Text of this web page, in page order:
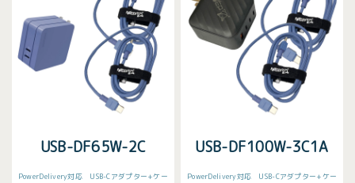
USB-DF65W-2C
PowerDelivery対応 USB-Cアダプター+ケー
USB-DF100W-3C1A
PowerDelivery対応 USB-Cアダプター+ケー